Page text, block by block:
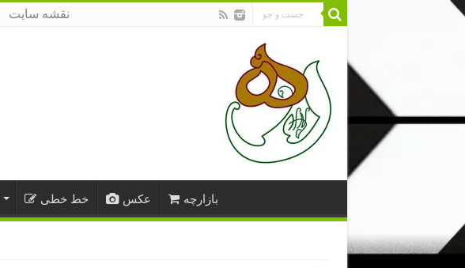
نقشه سایت
خط خطی عکس بازارچه